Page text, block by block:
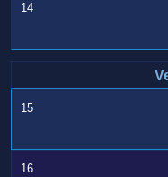
14
15
16